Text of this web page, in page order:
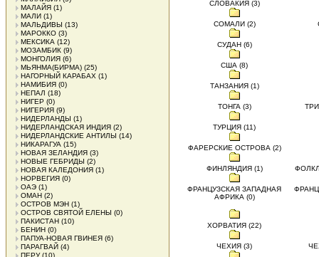
МАЛАЙЯ (1)
МАЛИ (1)
МАЛЬДИВЫ (13)
МАРОККО (3)
МЕКСИКА (12)
МОЗАМБИК (9)
МОНГОЛИЯ (6)
МЬЯНМА(БИРМА) (25)
НАГОРНЫЙ КАРАБАХ (1)
НАМИБИЯ (0)
НЕПАЛ (18)
НИГЕР (0)
НИГЕРИЯ (9)
НИДЕРЛАНДЫ (1)
НИДЕРЛАНДСКАЯ ИНДИЯ (2)
НИДЕРЛАНДСКИЕ АНТИЛЫ (14)
НИКАРАГУА (15)
НОВАЯ ЗЕЛАНДИЯ (3)
НОВЫЕ ГЕБРИДЫ (2)
НОВАЯ КАЛЕДОНИЯ (1)
НОРВЕГИЯ (0)
ОАЭ (1)
ОМАН (2)
ОСТРОВ МЭН (1)
ОСТРОВ СВЯТОЙ ЕЛЕНЫ (0)
ПАКИСТАН (10)
БЕНИН (0)
ПАПУА-НОВАЯ ГВИНЕЯ (6)
ПАРАГВАЙ (4)
ПЕРУ(10)
СЛОВАКИЯ (3)
СОМАЛИ (2)
СУДАН (6)
США (8)
ТАНЗАНИЯ (1)
ТОНГА (3)
ТУРЦИЯ (11)
ФАРЕРСКИЕ ОСТРОВА (2)
ФИНЛЯНДИЯ (1)
ФРАНЦУЗСКАЯ ЗАПАДНАЯ
АФРИКА (0)
ХОРВАТИЯ (22)
ЧЕХИЯ (3)